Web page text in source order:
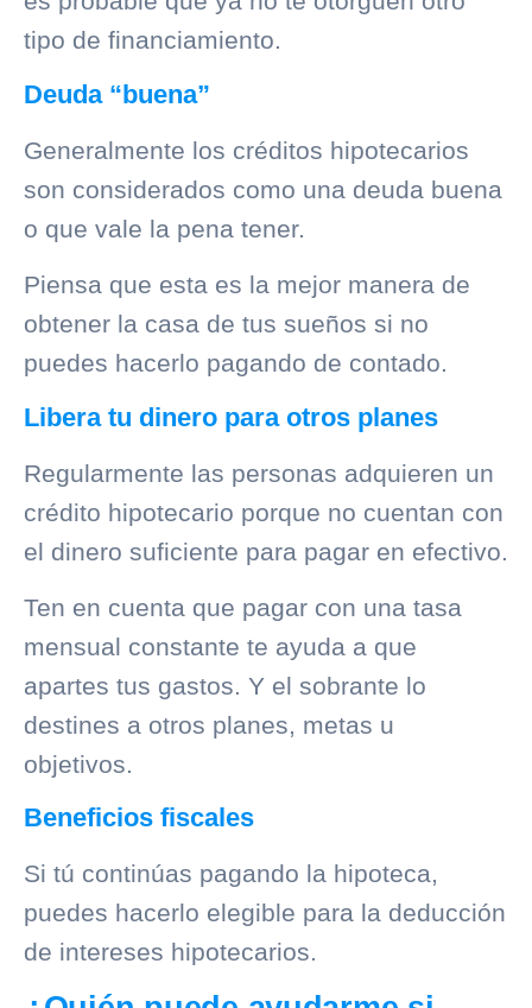
tipo de financiamiento.
Deuda “buena”
Generalmente los créditos hipotecarios
son considerados como una deuda buena
o que vale la pena tener.
Piensa que esta es la mejor manera de
obtener la casa de tus sueños si no
puedes hacerlo pagando de contado.
Libera tu dinero para otros planes
Regularmente las personas adquieren un
crédito hipotecario porque no cuentan con
el dinero suficiente para pagar en efectivo.
Ten en cuenta que pagar con una tasa
mensual constante te ayuda a que
apartes tus gastos. Y el sobrante lo
destines a otros planes, metas u
objetivos.
Beneficios fiscales
Si tú continúas pagando la hipoteca,
puedes hacerlo elegible para la deducción
de intereses hipotecarios.